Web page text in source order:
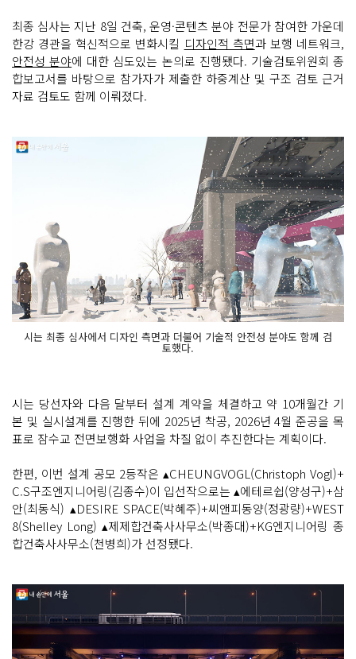
최종 심사는 지난 8일 건축, 운영·콘텐츠 분야 전문가 참여한 가운데
한강 경관을 혁신적으로 변화시킬 디자인적 측면과 보행 네트워크,
안전성 분야에 대한 심도있는 논의로 진행됐다. 기술검토위원회 종
합보고서를 바탕으로 참가자가 제출한 하중계산 및 구조 검토 근거
자료 검토도 함께 이뤄졌다.
시는 최종 심사에서 디자인 측면과 더불어 기술적 안전성 분야도 함께 검
토했다.
시는 당선자와 다음 달부터 설계 계약을 체결하고 약 10개월간 기
본 및 실시설계를 진행한 뒤에 2025년 착공, 2026년 4월 준공을 목
표로 잠수교 전면보행화 사업을 차질 없이 추진한다는 계획이다.
한편, 이번 설계 공모 2등작은 ▴CHEUNGVOGL(Christoph Vogl)+
C.S구조엔지니어링(김종수)이 입선작으로는 ▴에테르쉽(양성구)+삼
안(최동식) ▴DESIRE SPACE(박혜주)+씨앤피동양(정광량)+WEST
8(Shelley Long) ▴제제합건축사사무소(박종대)+KG엔지니어링 종
합건축사사무소(천병희)가 선정됐다.